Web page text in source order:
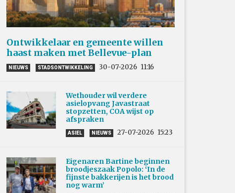
Ontwikkelaar en gemeente willen
haast maken met Bellevue-plan
NIEUWS STADSONTWIKKELING 30-07-2026 11:16
Wethouder wil verdere
asielopvang Javastraat
stopzetten, COA wijst op
afspraken
ASIEL NIEUWS 27-07-2026 15:23
Eigenaren Bartine beginnen
broodjeszaak Popolo: ‘In de
fijnste bakkerijen is het brood
nog warm’